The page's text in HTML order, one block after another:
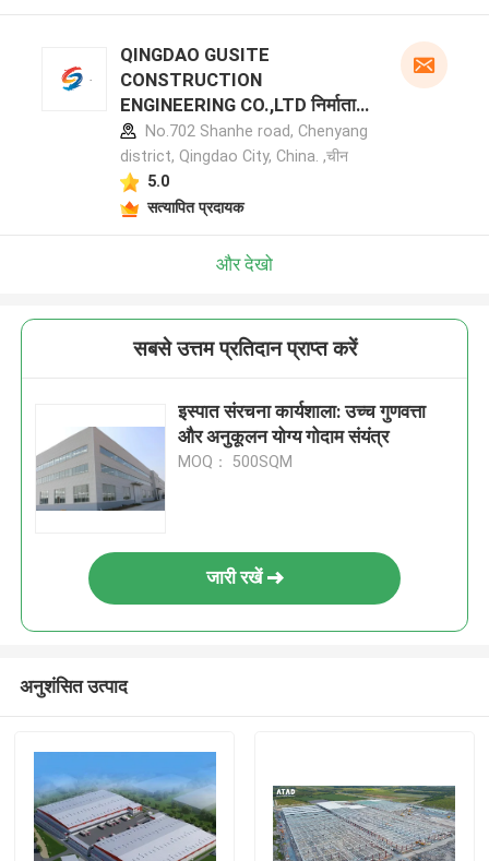
QINGDAO GUSITE
CONSTRUCTION
ENGINEERING CO.,LTD निर्माता
प्रोफ़ाइलNo.702 Shanhe road, Chenyang
district, Qingdao City, China. ,चीन
5.0
सत्यापित प्रदायक
और देखो
सबसे उत्तम प्रतिदान प्राप्त करें
इस्पात संरचना कार्यशाला: उच्च गुणवत्ता
और अनुकूलन योग्य गोदाम संयंत्र
MOQ： 500SQM
जारी रखें
अनुशंसित उत्पाद